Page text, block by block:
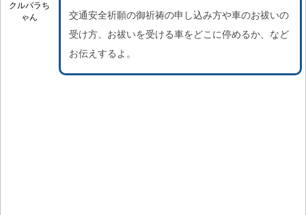
クルパラち
ゃん
交通安全祈願の御祈祷の申し込み方や車のお祓いの
受け方、お祓いを受ける車をどこに停めるか、など
お伝えするよ。